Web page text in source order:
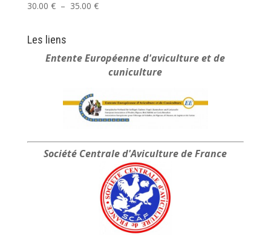
30.00 € – 35.00 €Plage
à
35.00 €
Les liens
Entente Européenned'aviculture et de
cuniculture
Société Centraled'Aviculture de France